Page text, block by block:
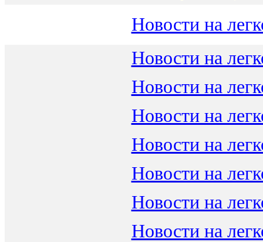
Новости на
Новости на
Новости на
Новости на
Новости на
Новости на
Новости на
Новости на